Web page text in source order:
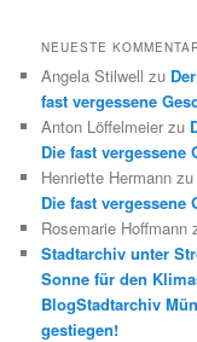
NEUESTE
Angela Stilwell zu
fast vergessene
Anton Löffelmeier zu
Die fast vergessene
Henriette Hermann zu
Die fast vergessene
Rosemarie Hoffmann
Stadtarchiv unter
Sonne für den
BlogStadtarchiv
gestiegen!